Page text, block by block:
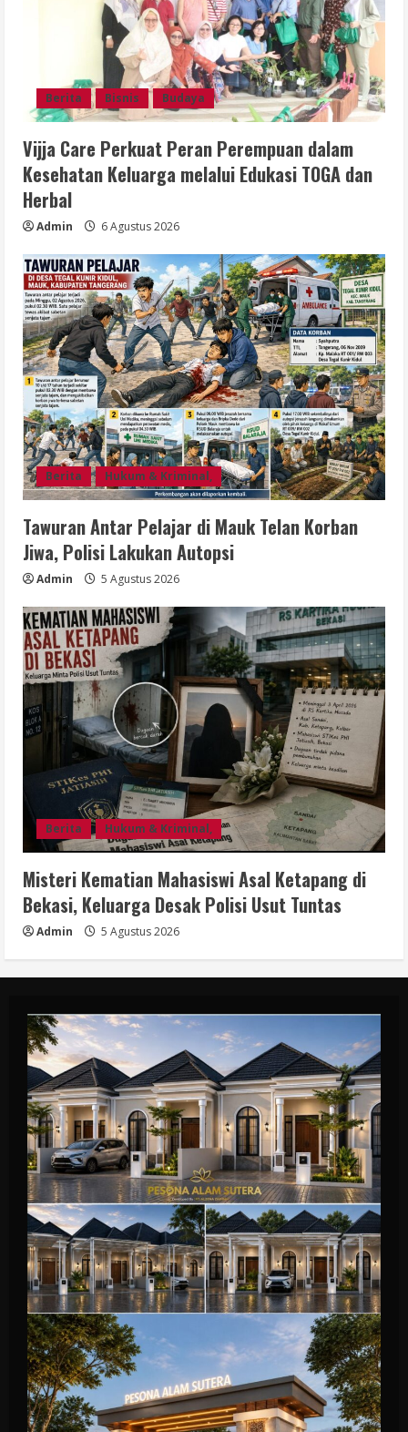
Berita Bisnis Budaya
Vijja Care Perkuat Peran Perempuan dalam
Kesehatan Keluarga melalui Edukasi TOGA dan
Herbal
Admin 6 Agustus 2026
Berita Hukum & Kriminal,
Tawuran Antar Pelajar di Mauk Telan Korban
Jiwa, Polisi Lakukan Autopsi
Admin 5 Agustus 2026
Berita Hukum & Kriminal,
Misteri Kematian Mahasiswi Asal Ketapang di
Bekasi, Keluarga Desak Polisi Usut Tuntas
Admin 5 Agustus 2026